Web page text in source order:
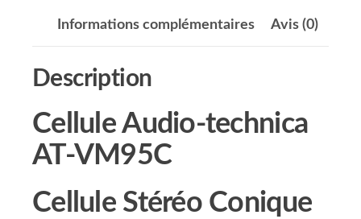
Informations complémentaires Avis (0)
Description
Cellule Audio-technica
AT-VM95C
Cellule Stéréo Conique